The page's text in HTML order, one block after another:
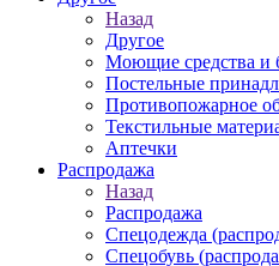
Назад
Другое
Моющие средства и
Постельные
Противопожарное
Текстильные
Аптечки
Распродажа
Назад
Распродажа
Спецодежда
Спецобувь